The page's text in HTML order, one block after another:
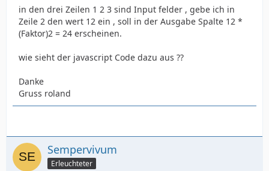
in den drei Zeilen 1 2 3 sind Input felder , gebe ich in
Zeile 2 den wert 12 ein , soll in der Ausgabe Spalte 12 *
(Faktor)2 = 24 erscheinen.
wie sieht der javascript Code dazu aus ??
Danke
Gruss roland
Sempervivum
Erleuchteter